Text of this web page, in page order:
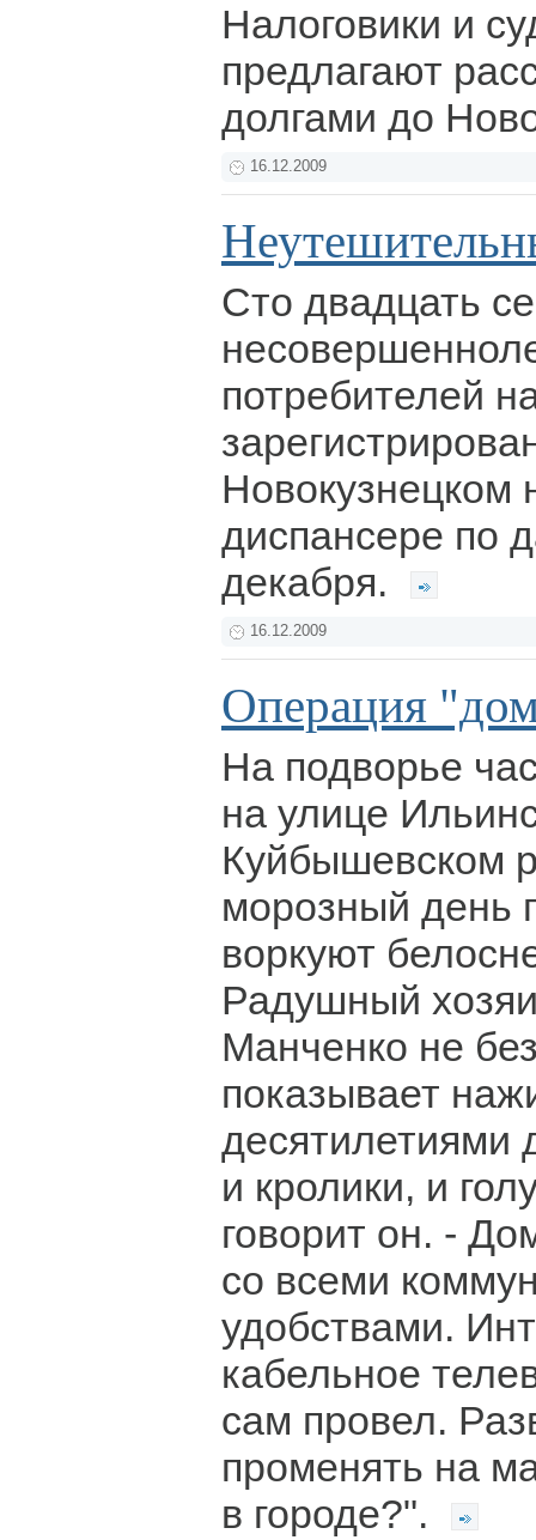
Налоговики и
предлагают
долгами до
16.12.2009
Сто двадцать
потребителей
Новокузнецком
диспансере по
декабря.
16.12.2009
Операция
На подворье
на улице
Куйбышевском
морозный день
воркуют
Радушный
Манченко не
показывает
десятилетиями
и кролики, и
говорит он. -
со всеми
удобствами.
кабельное
сам провел.
променять на
в городе?".